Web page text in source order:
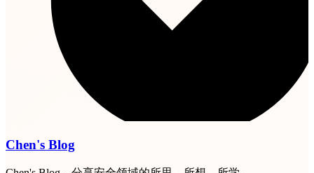
Chen's Blog